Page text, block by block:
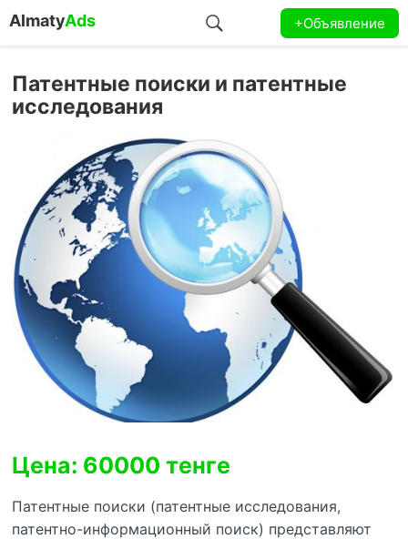
AlmatyAds +Объявление
Патентные поиски и патентные
исследования
Цена: 60000 тенге
Патентные поиски (патентные исследования,
патентно-информационный поиск) представляют